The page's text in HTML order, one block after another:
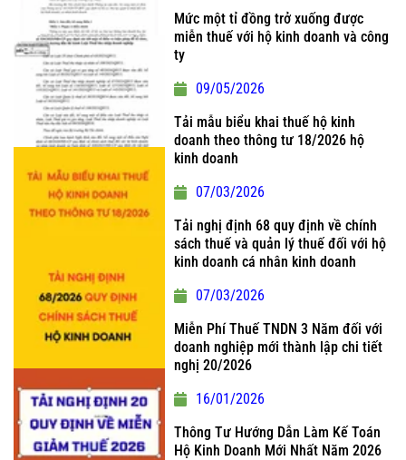
Mức một tỉ đồng trở xuống được
miễn thuế với hộ kinh doanh và công
ty
09/05/2026
Tải mẫu biểu khai thuế hộ kinh
doanh theo thông tư 18/2026 hộ
kinh doanh
07/03/2026
Tải nghị định 68 quy định về chính
sách thuế và quản lý thuế đối với hộ
kinh doanh cá nhân kinh doanh
07/03/2026
Miễn Phí Thuế TNDN 3 Năm đối với
doanh nghiệp mới thành lập chi tiết
nghị 20/2026
16/01/2026
Thông Tư Hướng Dẫn Làm Kế Toán
Hộ Kinh Doanh Mới Nhất Năm 2026